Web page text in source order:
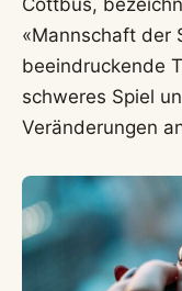
Cottbus,
«Mannschaft der
beeindruckende
schweres Spiel
Veränderungen